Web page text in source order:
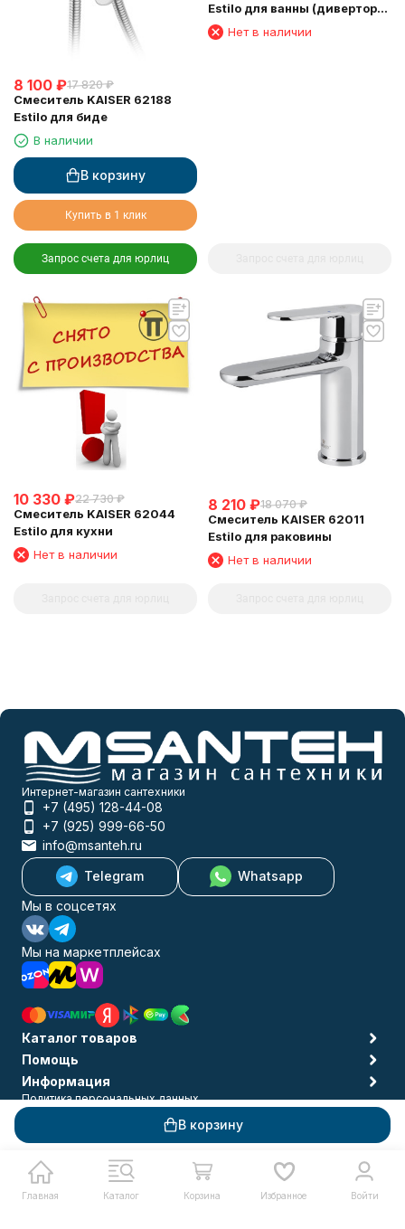
В корзину
8 100 ₽17 820 ₽
Смеситель KAISER 62188
Estilo для биде
В наличии
В корзину
Купить в 1 клик
Запрос счета для юрлиц
Estilo для ванны (дивертор
6057)Нет в наличии
10 330 ₽22 730 ₽
Смеситель KAISER 62044
Estilo для кухни
Нет в наличии
8 210 ₽18 070 ₽
Смеситель KAISER 62011
Estilo для раковины
Нет в наличии
Главная Каталог Корзина Избранное Войти
Интернет-магазин сантехники
+7 (495) 128-44-08
+7 (925) 999-66-50
info@msanteh.ru
Telegram
Whatsapp
Мы в соцсетях
Мы на маркетплейсах
Каталог товаров
Помощь
Информация
Политика персональных данных
© 2009-2026 MSANTEH